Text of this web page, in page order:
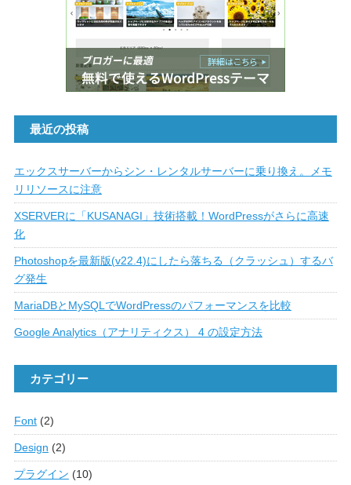
最近の投稿
エックスサーバーからシン・レンタルサーバーに乗り換え。メモ
リリソースに注意
XSERVERに「KUSANAGI」技術搭載！WordPressがさらに高速
化
Photoshopを最新版(v22.4)にしたら落ちる（クラッシュ）するバ
グ発生
MariaDBとMySQLでWordPressのパフォーマンスを比較
Google Analytics（アナリティクス） 4 の設定方法
カテゴリー
Font(2)
Design (2)
プラグイン (10)